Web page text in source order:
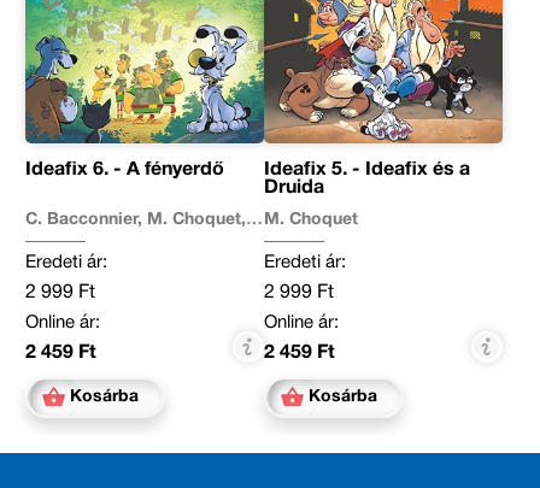
Ideafix 6. - A fényerdő
C. Bacconnier, M. Choquet,
Eredeti ár:
2 999 Ft
Online ár:
2 459 Ft
Kosárba
Ideafix 5. - Ideafix és a
Druida
M. Choquet
Eredeti ár:
2 999 Ft
Online ár:
2 459 Ft
Kosárba